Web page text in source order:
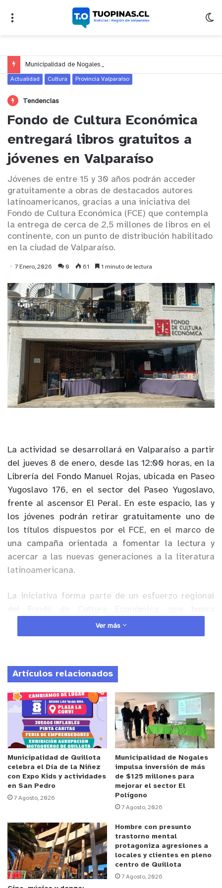
Actualidad Cultura Provincia Valparaíso
Tendencias
Fondo de Cultura Económica
entregará libros gratuitos a
jóvenes en Valparaíso
Jóvenes de entre 15 y 30 años podrán acceder
gratuitamente a obras de destacados autores
latinoamericanos, gracias a una iniciativa del
Fondo de Cultura Económica (FCE) que contempla
la entrega de cerca de 2,5 millones de libros en el
continente, con un punto de distribución habilitado
en la ciudad de Valparaíso.
7 Enero, 2026 0 61 1 minuto de lectura
La actividad se desarrollará en Valparaíso a partir
del jueves 8 de enero, desde las 12:00 horas, en la
Librería del Fondo Manuel Rojas, ubicada en Paseo
Yugoslavo 176, en el sector del Paseo Yugoslavo,
frente al ascensor El Peral. En este espacio, las y
los jóvenes podrán retirar gratuitamente uno de
los títulos dispuestos por el FCE, en el marco de
una campaña orientada a fomentar la lectura y
acercar a las nuevas generaciones a la literatura
latinoamericana.
La iniciativa forma parte de un esfuerzo regional
promover el acceso al libro y la difusión de autores
fundamentales del continente, fortaleciendo el
En Valparaíso, se pondrán a disposición ocho
títulos de reconocidos escritores, entre ellos
Space Invadersde Nona Fernández;Geografías
de
Mario Benedetti;Los anarquistas expropiadoresde
Osvaldo Bayer; Cómo tirar contra la muertede Juan
Gelman;Música concretade Amparo Dávila;
Operación Carlota. Cuba en Angolade Gabriel
García Márquez;
El infierno tan temido y otros
de Juan Carlos Onetti; yLa maravillosa vida
breve de Ernesto Guevara
de Eduardo Galeano.
Desde la organización se destacó que esta acción
busca incentivar la lectura juvenil y ampliar el
acceso a obras clave de la literatura
Ver más
Artículos relacionados
Municipalidad de Quillota
celebra el Día de la Niñez
con Expo Kids y actividades
en San Pedro
7 Agosto, 2026
Municipalidad de Nogales
impulsa inversión de más
de $125 millones para
mejorar el sector El
Polígono
7 Agosto, 2026
Hombre con presunto
trastorno mental
protagoniza agresiones a
locales y clientes en pleno
centro de Quillota
7 Agosto, 2026